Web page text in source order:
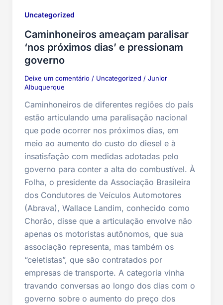
Uncategorized
Caminhoneiros ameaçam paralisar
‘nos próximos dias’ e pressionam
governo
Deixe um comentário / Uncategorized / Junior
Albuquerque
Caminhoneiros de diferentes regiões do país
estão articulando uma paralisação nacional
que pode ocorrer nos próximos dias, em
meio ao aumento do custo do diesel e à
insatisfação com medidas adotadas pelo
governo para conter a alta do combustível. À
Folha, o presidente da Associação Brasileira
dos Condutores de Veículos Automotores
(Abrava), Wallace Landim, conhecido como
Chorão, disse que a articulação envolve não
apenas os motoristas autônomos, que sua
associação representa, mas também os
“celetistas”, que são contratados por
empresas de transporte. A categoria vinha
travando conversas ao longo dos dias com o
governo sobre o aumento do preço dos